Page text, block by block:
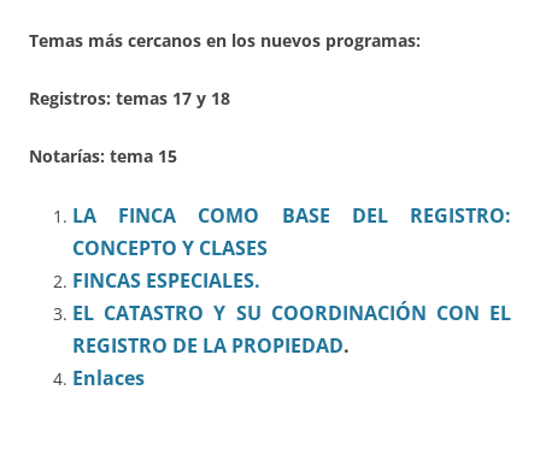
Temas más cercanos en los nuevos programas:
Registros: temas 17 y 18
Notarías: tema 15
LA FINCA COMO BASE DEL REGISTRO:
CONCEPTO Y CLASES
FINCAS ESPECIALES.
EL CATASTRO Y SU COORDINACIÓN CON EL
REGISTRO DE LA PROPIEDAD.
Enlaces